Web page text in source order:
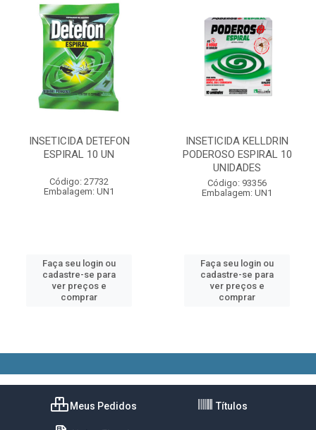
INSETICIDA DETEFON
ESPIRAL 10 UN
Código: 27732
Embalagem: UN1
Faça seu login ou
cadastre-se para
ver preços e
comprar
INSETICIDA KELLDRIN
PODEROSO ESPIRAL 10
UNIDADES
Código: 93356
Embalagem: UN1
Faça seu login ou
cadastre-se para
ver preços e
comprar
Meus Pedidos Títulos